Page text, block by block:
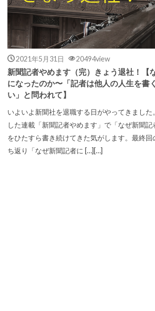
2021年5月31日 20494view
新聞記者やめます（完）きょう退社！【
になったのか〜「記者は他人の人生を書
い」と問われて】
いよいよ新聞社を退職する日がやってきました
した連載「新聞記者やめます」で「なぜ新聞記
をひたすら書き続けてきた気がします。最終回
ち返り「なぜ新聞記者に […][…]